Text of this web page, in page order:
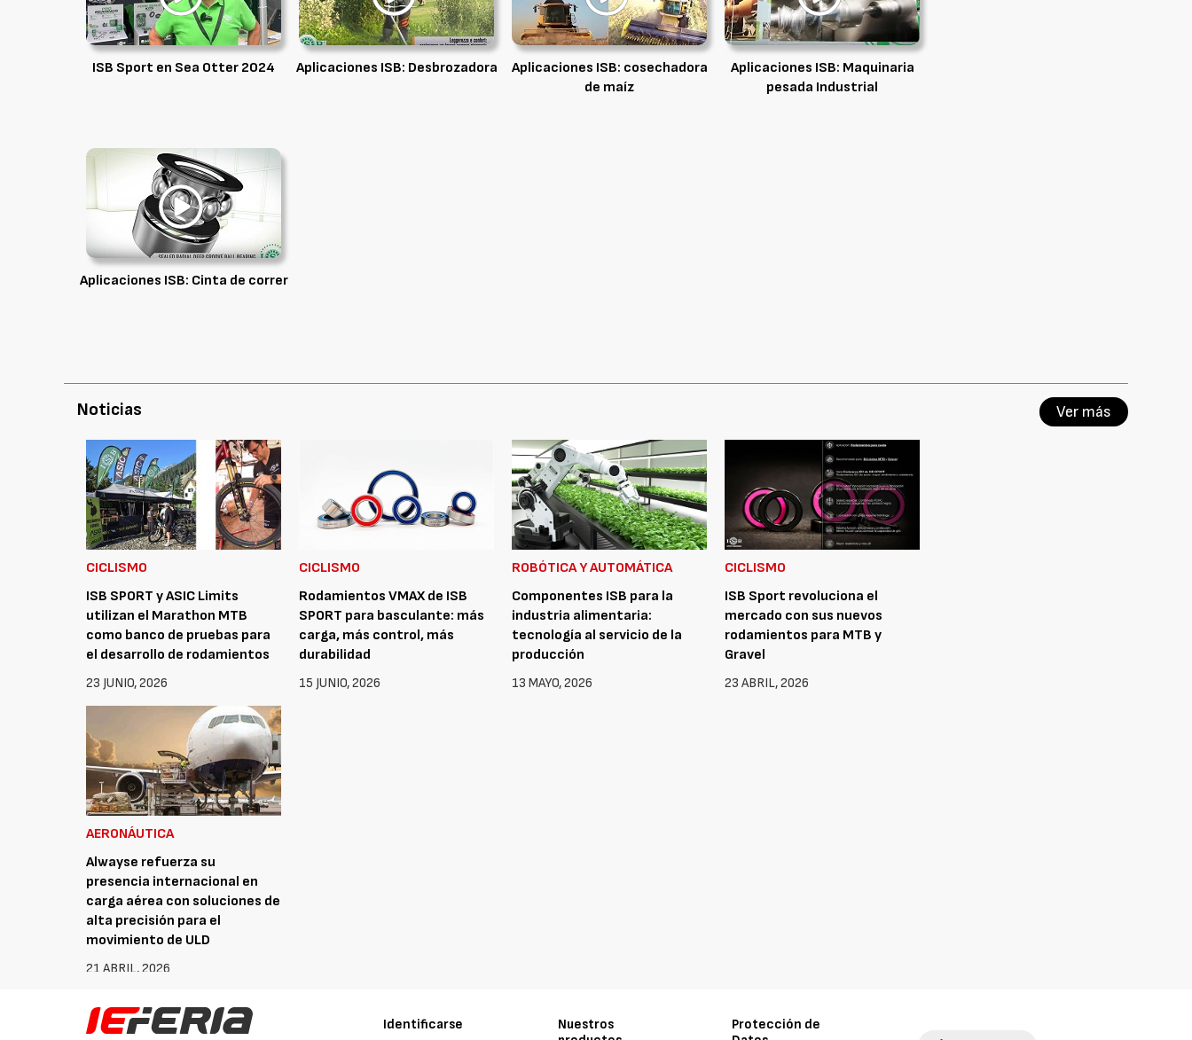
ISB Sport en Sea Otter 2024 Aplicaciones ISB: Desbrozadora
Aplicaciones ISB: cosechadora
de maíz
Aplicaciones ISB: Maquinaria
pesada Industrial
Aplicaciones ISB: Cinta de correr
Noticias Ver más
CICLISMO
ISB SPORT y ASIC Limits
utilizan el Marathon MTB
como banco de pruebas para
el desarrollo de rodamientos
23 JUNIO, 2026
CICLISMO
Rodamientos VMAX de ISB
SPORT para basculante: más
carga, más control, más
durabilidad
15 JUNIO, 2026
ROBÓTICA Y AUTOMÁTICA
Componentes ISB para la
industria alimentaria:
tecnología al servicio de la
producción
13 MAYO, 2026
CICLISMO
ISB Sport revoluciona el
mercado con sus nuevos
rodamientos para MTB y
Gravel
23 ABRIL, 2026
AERONÁUTICA
Alwayse refuerza su
presencia internacional en
carga aérea con soluciones de
alta precisión para el
movimiento de ULD
21 ABRIL, 2026
Identificarse
Nuestros
Protección de